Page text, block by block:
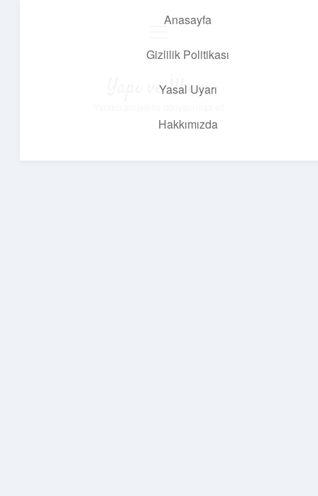
Anasayfa
Gizlilik Politikası
Yasal Uyarı
Hakkımızda
Yapı ve İlham